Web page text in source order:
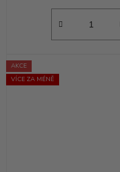
AKCE
VÍCE ZA MÉNĚ